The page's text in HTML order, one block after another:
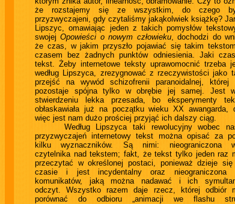
że rozstajemy się ze wszystkim, do czego
przyzwyczajeni, gdy czytaliśmy jakąkolwiek książkę?
Lipszyc, omawiając jeden z takich pomysłów
swojejOpowieści o nowym człowieku, dochodzi do
że czas, w jakim przyszło pojawiać się takim
czasem bez żadnych punktów odniesienia. Jaki
tekst. Żeby internetowe teksty uprawomocnić trzeba
według Lipszyca, zrezygnować z rzeczywistości jako
przejść na wywód schizofrenii paranoidalnej, której
pozostaje spójna tylko w obrębie jej samej. Jest
stwierdzeniu lekka przesada, bo eksperymenty
obłaskawiała już na początku wieku XX awangarda,
więc jest nam dużo prościej przyjąć ich dalszy ciąg.
Według Lipszyca taki rewolucyjny wobec
przyzwyczajeń internetowy tekst można opisać za
kilku wyznaczników. Są nimi: nieograniczona
czytelnika nad tekstem; fakt, że tekst tylko jeden raz
przeczytać w określonej postaci, ponieważ dzieje
czasie i jest incydentalny oraz nieograniczona
komunikatów, jaką można nadawać i ich
odczyt. Wszystko razem daje rzecz, której odbiór
porównać do odbioru „animacji we flashu